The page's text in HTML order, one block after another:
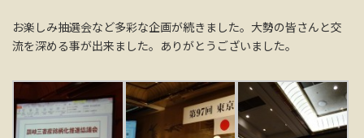
お楽しみ抽選会など多彩な企画が続きました。大勢の皆さんと交
流を深める事が出来ました。ありがとうございました。